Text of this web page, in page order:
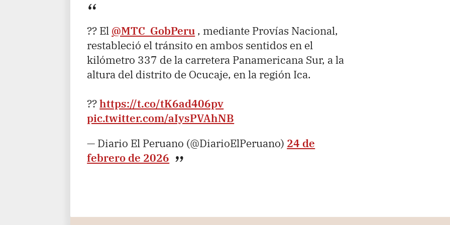
?? El @MTC_GobPeru , mediante Provías Nacional,
restableció el tránsito en ambos sentidos en el
kilómetro 337 de la carretera Panamericana Sur, a la
altura del distrito de Ocucaje, en la región Ica.
??https://t.co/tK6ad406pv
pic.twitter.com/aIysPVAhNB
— Diario El Peruano (@DiarioElPeruano) 24 de
febrero de 2026